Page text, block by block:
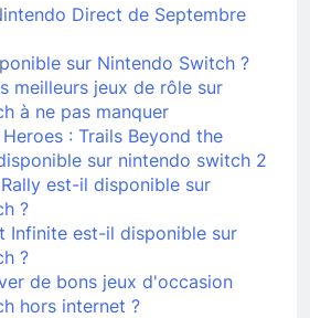
Direct de Septembre
sur Nintendo Switch ?
meilleurs jeux de rôle sur
à ne pas manquer
: Trails Beyond the
sur nintendo switch 2
est-il disponible sur
?
Infinite est-il disponible sur
?
de bons jeux d'occasion
hors internet ?